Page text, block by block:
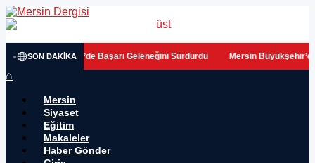
SON DAKIKA
Geleneğini Sürdürdü •Mersin Büyükşehir’den Akdeniz İlçesi’nin
⌂
Mersin
Siyaset
Eğitim
Makaleler
Haber Gönder